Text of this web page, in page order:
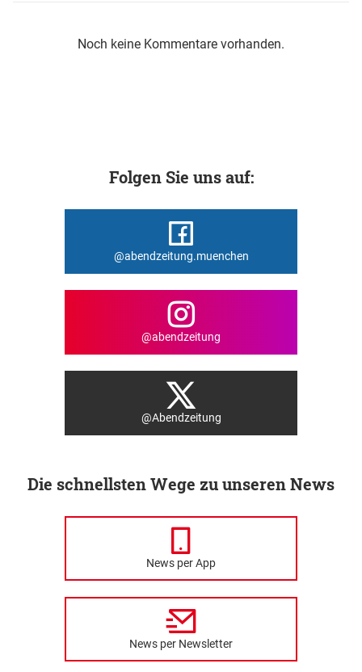
Noch keine Kommentare vorhanden.
Folgen Sie uns auf:
@abendzeitung.muenchen
@abendzeitung
@Abendzeitung
Die schnellsten Wege zu unseren News
News per App
News per Newsletter